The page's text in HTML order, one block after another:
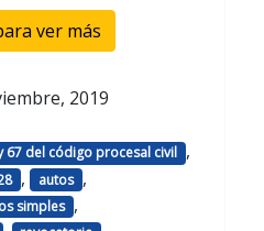
ver más
2019
67 del código procesal civil ,
, autos ,
simples ,